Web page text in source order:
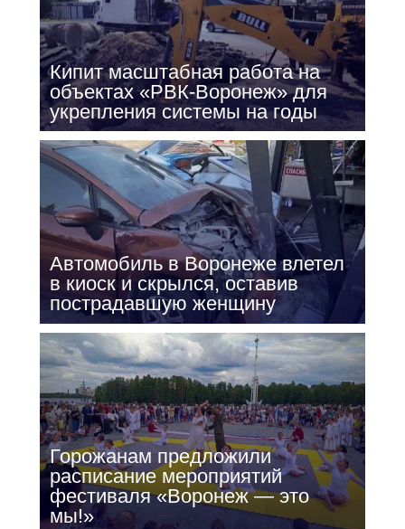
Кипит масштабная работа на
объектах «РВК-Воронеж» для
укрепления системы на годы
Автомобиль в Воронеже влетел
в киоск и скрылся, оставив
пострадавшую женщину
Горожанам предложили
расписание мероприятий
фестиваля «Воронеж — это
мы!»